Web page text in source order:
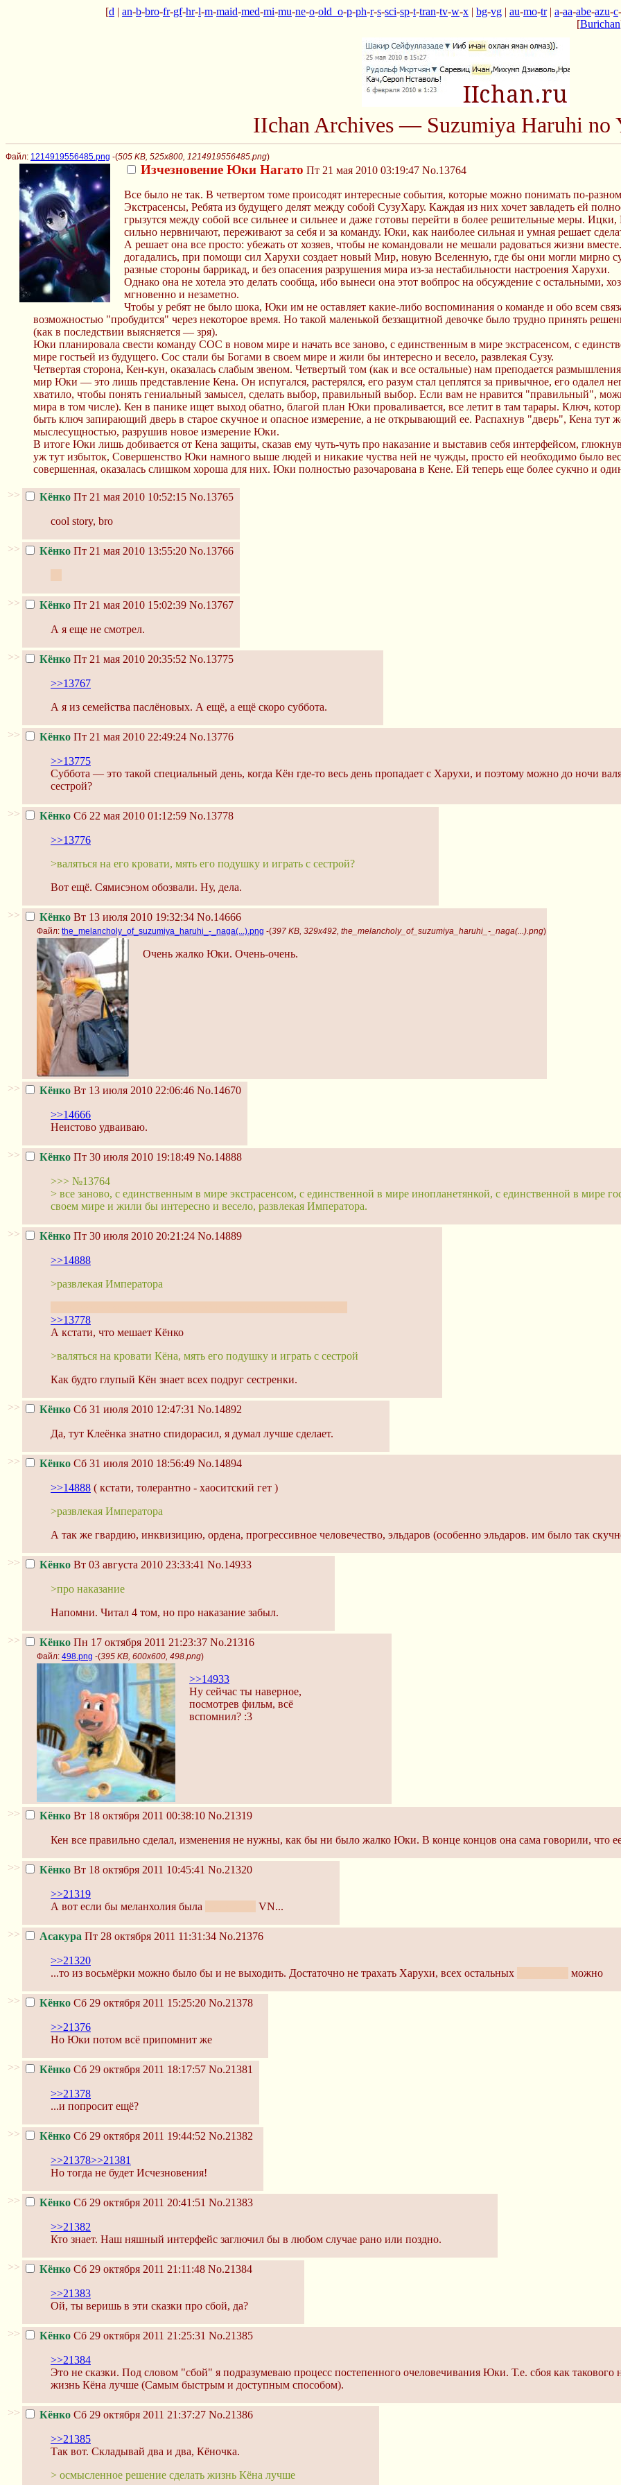
[d | an-b-bro-fr-gf-hr-l-m-maid-med-mi-mu-ne-o-old_o-p-ph-r-s-sci-sp-t-tran-tv-w-x | bg-vg | au-mo-tr| a-aa-abe-azu-c-
[Burichan
IIchan Archives — Suzumiya Haruhi no
Файл: 1214919556485.png -(505 KB, 525x800, 1214919556485.png)
Изчезновение Юки Нагато Пт 21 мая 2010 03:19:47 No.13764
Все было не так. В четвертом томе происодят интересные события, которые можно понимать по-
Экстрасенсы, Ребята из будущего делят между собой СузуХару. Каждая из них хочет завладеть ей
грызутся между собой все сильнее и сильнее и даже готовы перейти в более решительные меры.
сильно нервничают, переживают за себя и за команду. Юки, как наиболее сильная и умная решает
А решает она все просто: убежать от хозяев, чтобы не командовали не мешали радоваться жизни
догадались, при помощи сил Харухи создает новый Мир, новую Вселенную, где бы они могли мирно
разные стороны баррикад, и без опасения разрушения мира из-за нестабильности настроения Харухи.
Однако она не хотела это делать сообща, ибо вынеси она этот вобпрос на обсуждение с остальными,
мгновенно и незаметно.
Чтобы у ребят не было шока, Юки им не оставляет какие-либо воспоминания о команде и обо всем
возможностью "пробудится" через некоторое время. Но такой маленькой беззащитной девочке было трудно принять
(как в последствии выясняется — зря).
Юки планировала свести команду СОС в новом мире и начать все заново, с единственным в мире экстрасенсом, с
мире гостьей из будущего. Сос стали бы Богами в своем мире и жили бы интересно и весело, развлекая Сузу.
Четвертая сторона, Кен-кун, оказалась слабым звеном. Четвертый том (как и все остальные) нам преподается
мир Юки — это лишь представление Кена. Он испугался, растерялся, его разум стал цеплятся за привычное, его одалел
хватило, чтобы понять гениальный замысел, сделать выбор, правильный выбор. Если вам не нравится "правильный",
мира в том числе). Кен в панике ищет выход обатно, благой план Юки проваливается, все летит в там тарары. Ключ,
быть ключ запирающий дверь в старое скучное и опасное измерение, а не открывающий ее. Распахнув "дверь", Кена тут
мыслесущностью, разрушив новое измерение Юки.
В итоге Юки лишь добивается от Кена защиты, сказав ему чуть-чуть про наказание и выставив себя интерфейсом,
уж тут избыток, Совершенство Юки намного выше людей и никакие чуства ней не чужды, просто ей необходимо было
совершенная, оказалась слишком хороша для них. Юки полностью разочарована в Кене. Ей теперь еще более сукчно и
>> Кёнко Пт 21 мая 2010 10:52:15 No.13765
cool story, bro
>> Кёнко Пт 21 мая 2010 13:55:20 No.13766
>> Кёнко Пт 21 мая 2010 15:02:39 No.13767
А я еще не смотрел.
>> Кёнко Пт 21 мая 2010 20:35:52 No.13775
>>13767
А я из семейства паслёновых. А ещё, а ещё скоро суббота.
>> Кёнко Пт 21 мая 2010 22:49:24 No.13776
>>13775
Суббота — это такой специальный день, когда Кён где-то весь день пропадает с Харухи, и поэтому можно до ночи
сестрой?
>> Кёнко Сб 22 мая 2010 01:12:59 No.13778
>>13776
>валяться на его кровати, мять его подушку и играть с сестрой?
Вот ещё. Сямисэном обозвали. Ну, дела.
>> Кёнко Вт 13 июля 2010 19:32:34 No.14666
Файл: the_melancholy_of_suzumiya_haruhi_-_naga(...).png -(397 KB, 329x492, the_melancholy_of_suzumiya_haruhi_-_naga(...).png)
Очень жалко Юки. Очень-очень.
>> Кёнко Вт 13 июля 2010 22:06:46 No.14670
>>14666
Неистово удваиваю.
>> Кёнко Пт 30 июля 2010 19:18:49 No.14888
>>> №13764
> все заново, с единственным в мире экстрасенсом, с единственной в мире инопланетянкой, с единственной в мире
своем мире и жили бы интересно и весело, развлекая Императора.
>> Кёнко Пт 30 июля 2010 20:21:24 No.14889
>>14888
>развлекая Императора
>>13778
А кстати, что мешает Кёнко
>валяться на кровати Кёна, мять его подушку и играть с сестрой
Как будто глупый Кён знает всех подруг сестренки.
>> Кёнко Сб 31 июля 2010 12:47:31 No.14892
Да, тут Клеёнка знатно спидорасил, я думал лучше сделает.
>> Кёнко Сб 31 июля 2010 18:56:49 No.14894
>>14888 ( кстати, толерантно - хаоситский гет )
>развлекая Императора
А так же гвардию, инквизицию, ордена, прогрессивное человечество, эльдаров (особенно эльдаров. им было так
>> Кёнко Вт 03 августа 2010 23:33:41 No.14933
>про наказание
Напомни. Читал 4 том, но про наказание забыл.
>> Кёнко Пн 17 октября 2011 21:23:37 No.21316
Файл: 498.png -(395 KB, 600x600, 498.png)
>>14933
Ну сейчас ты наверное,
посмотрев фильм, всё
вспомнил? :3
>> Кёнко Вт 18 октября 2011 00:38:10 No.21319
Кен все правильно сделал, изменения не нужны, как бы ни было жалко Юки. В конце концов она сама говорили, что
>> Кёнко Вт 18 октября 2011 10:45:41 No.21320
>>21319
А вот если бы меланхолия была
VN...
>> Асакура Пт 28 октября 2011 11:31:34 No.21376
>>21320
...то из восьмёрки можно было бы и не выходить. Достаточно не трахать Харухи, всех остальных
можно
>> Кёнко Сб 29 октября 2011 15:25:20 No.21378
>>21376
Но Юки потом всё припомнит же
>> Кёнко Сб 29 октября 2011 18:17:57 No.21381
>>21378
...и попросит ещё?
>> Кёнко Сб 29 октября 2011 19:44:52 No.21382
>>21378>>21381
Но тогда не будет Исчезновения!
>> Кёнко Сб 29 октября 2011 20:41:51 No.21383
>>21382
Кто знает. Наш няшный интерфейс заглючил бы в любом случае рано или поздно.
>> Кёнко Сб 29 октября 2011 21:11:48 No.21384
>>21383
Ой, ты веришь в эти сказки про сбой, да?
>> Кёнко Сб 29 октября 2011 21:25:31 No.21385
>>21384
Это не сказки. Под словом "сбой" я подразумеваю процесс постепенного очеловечивания Юки. Т.е. сбоя как
жизнь Кёна лучше (Самым быстрым и доступным способом).
>> Кёнко Сб 29 октября 2011 21:37:27 No.21386
>>21385
Так вот. Складывай два и два, Кёночка.
> осмысленное решение сделать жизнь Кёна лучше